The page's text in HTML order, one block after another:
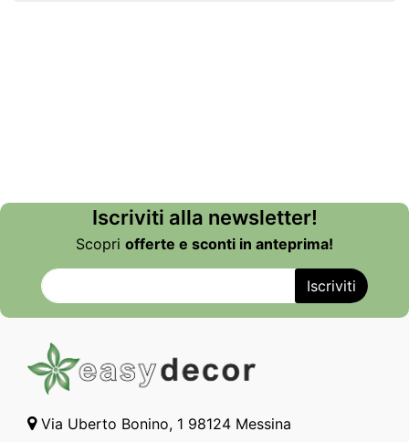
Iscriviti alla newsletter!
Scopri offerte e sconti in anteprima!
Via Uberto Bonino, 1 98124 Messina